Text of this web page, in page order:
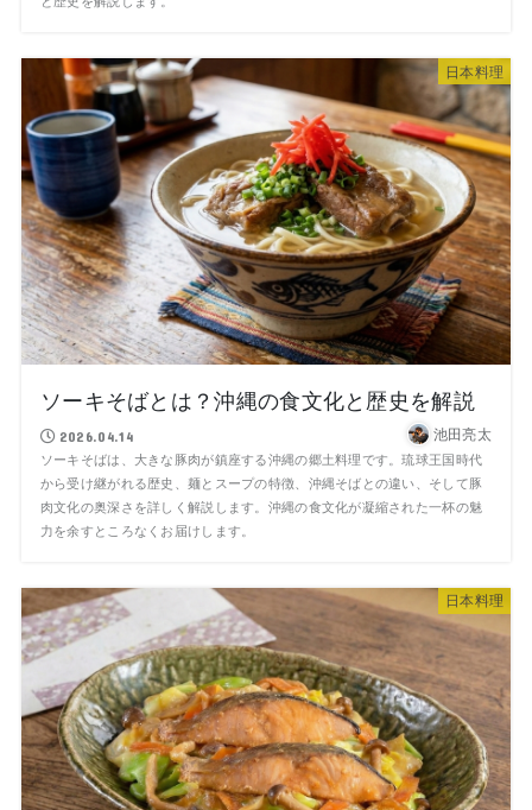
日本料理
ソーキそばとは？沖縄の食文化と歴史を解説
2026.04.14 池田亮太
ソーキそばは、大きな豚肉が鎮座する沖縄の郷土料理です。琉球王国時代
から受け継がれる歴史、麺とスープの特徴、沖縄そばとの違い、そして豚
肉文化の奥深さを詳しく解説します。沖縄の食文化が凝縮された一杯の魅
力を余すところなくお届けします。
日本料理